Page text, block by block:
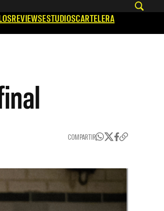
REVIEWSESTUDIOSCARTELERA
COMPARTIR